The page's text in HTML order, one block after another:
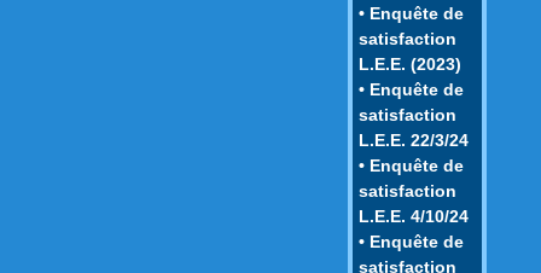
• Enquête de
satisfaction
L.E.E. (2023)
• Enquête de
satisfaction
L.E.E. 22/3/24
• Enquête de
satisfaction
L.E.E. 4/10/24
• Enquête de
satisfaction